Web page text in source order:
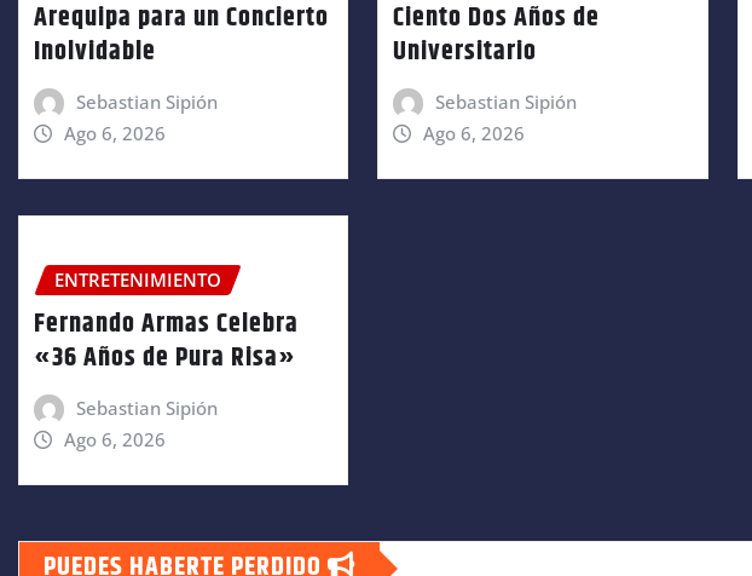
Arequipa para un Concierto
Inolvidable
Sebastian Sipión
Ago 6, 2026
Ciento Dos Años de
Universitario
Sebastian Sipión
Ago 6, 2026
ENTRETENIMIENTO
Fernando Armas Celebra
«36 Años de Pura Risa»
Sebastian Sipión
Ago 6, 2026